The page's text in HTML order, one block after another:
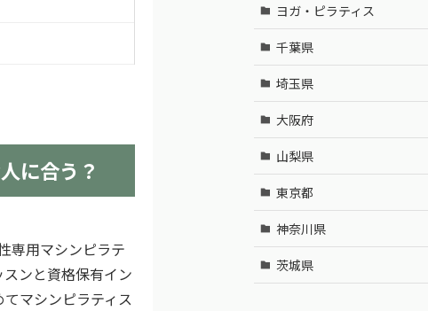
に合う？
専用マシンピラテ
ンと資格保有イン
マシンピラティス
ヨガ・ピラティス
千葉県
埼玉県
大阪府
山梨県
東京都
神奈川県
茨城県